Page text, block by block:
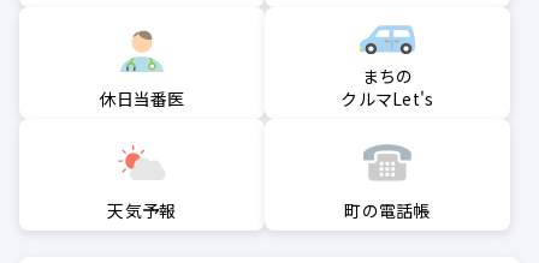
休日当番医
まちの
クルマLet's
天気予報 町の電話帳